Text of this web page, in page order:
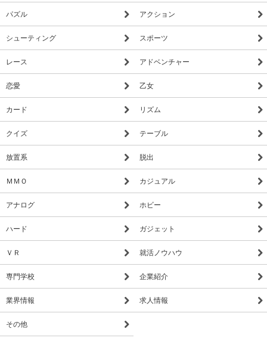
パズル アクション
シューティング スポーツ
レース アドベンチャー
恋愛 乙女
カード リズム
クイズ テーブル
放置系 脱出
ＭＭＯ カジュアル
アナログ ホビー
ハード ガジェット
ＶＲ 就活ノウハウ
専門学校 企業紹介
業界情報 求人情報
その他